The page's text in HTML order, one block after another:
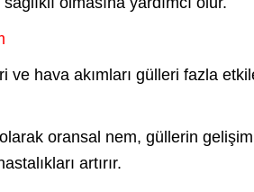
ve hava akımları gülleri fazla
olarak oransal nem, güllerin
artırır.